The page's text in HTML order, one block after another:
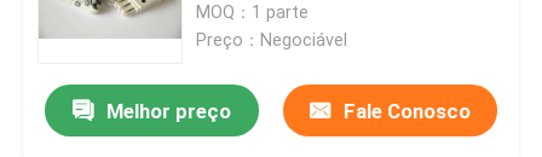
MOQ：1 parte
Preço：Negociável
Melhor preço Fale Conosco